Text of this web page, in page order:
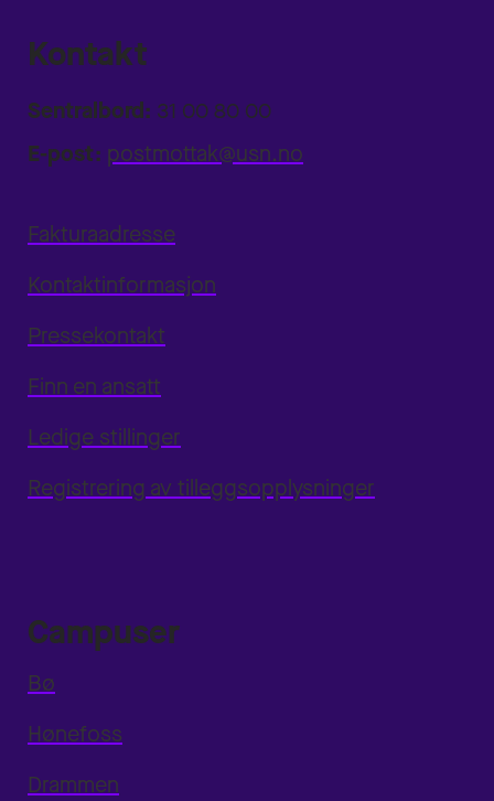
Kontakt
Sentralbord: 31 00 80 00
E-post: postmottak@usn.no
Fakturaadresse
Kontaktinformasjon
Pressekontakt
Finn en ansatt
Ledige stillinger
Registrering av tilleggsopplysninger
Campuser
Bø
Hønefoss
Drammen